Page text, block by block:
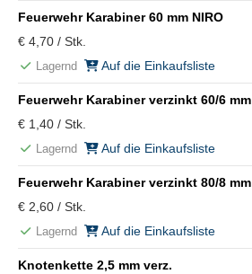
Feuerwehr Karabiner 60 mm NIRO
€ 4,70 / Stk.
Lagernd Auf die Einkaufsliste
Feuerwehr Karabiner verzinkt 60/6 mm
€ 1,40 / Stk.
Lagernd Auf die Einkaufsliste
Feuerwehr Karabiner verzinkt 80/8 mm
€ 2,60 / Stk.
Lagernd Auf die Einkaufsliste
Knotenkette 2,5 mm verz.